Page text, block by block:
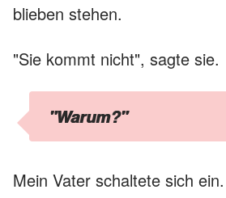
blieben stehen.
"Sie kommt nicht", sagte sie.
"Warum?"
Mein Vater schaltete sich ein.